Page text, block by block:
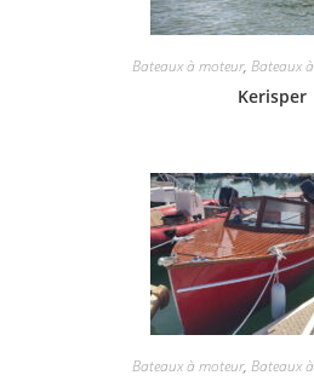
Bateaux à moteur, Bateaux
Kerisper
Bateaux à moteur, Bateaux